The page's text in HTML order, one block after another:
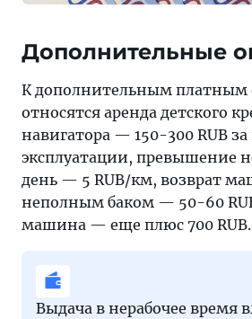
Дополнительные
К дополнительным
относятся аренда детского
навигатора — 150-300 RUB за
эксплуатации, превышение
день — 5 RUB/км, возврат
неполным баком — 50-60
машина — еще плюс 700 RUB.
Выдача в нерабочее время